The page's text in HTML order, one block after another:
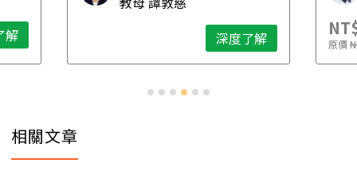
解 深度了解 原價
相關文章